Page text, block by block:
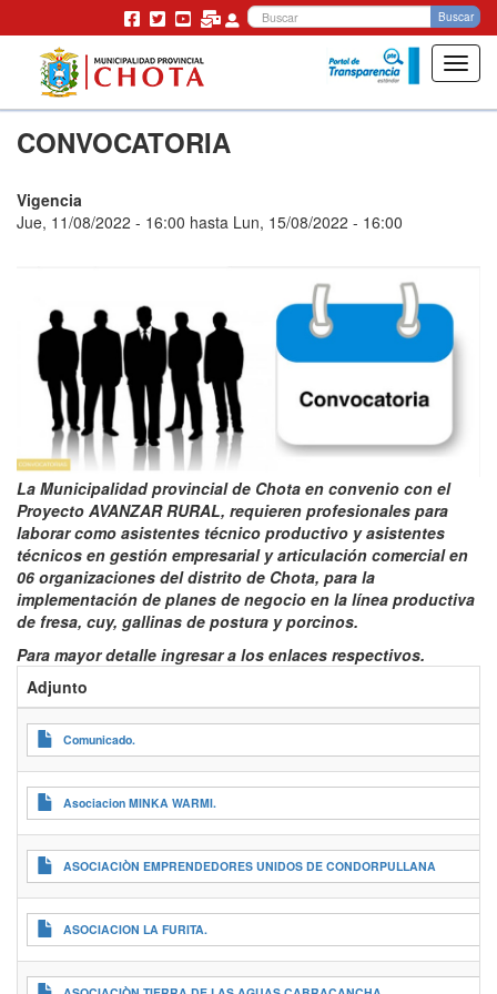
Pasar
Buscar
CONVOCATORIA
Vigencia
Jue, 11/08/2022 - 16:00 hasta Lun, 15/08/2022 - 16:00
La Municipalidad provincial de Chota en convenio con el
Proyecto AVANZAR RURAL, requieren profesionales para
laborar como asistentes técnico productivo y asistentes
técnicos en gestión empresarial y articulación comercial en
06 organizaciones del distrito de Chota, para la
implementación de planes de negocio en la línea productiva
de fresa, cuy, gallinas de postura y porcinos.
Para mayor detalle ingresar a los enlaces respectivos.
Adjunto
Comunicado.
Asociacion MINKA WARMI.
ASOCIACIÒN EMPRENDEDORES UNIDOS DE CONDORPULLANA
ASOCIACION LA FURITA.